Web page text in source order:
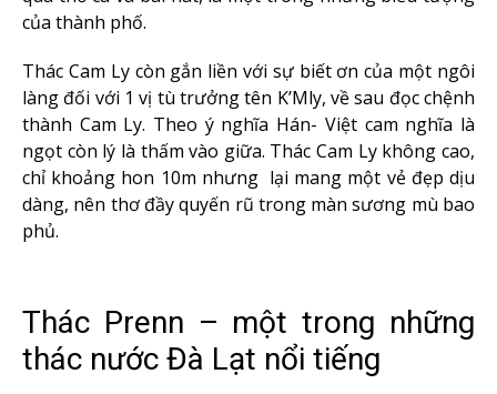
của thành phố.
Thác Cam Ly còn gắn liền với sự biết ơn của một ngôi
làng đối với 1 vị tù trưởng tên K’Mly, về sau đọc chệnh
thành Cam Ly. Theo ý nghĩa Hán- Việt cam nghĩa là
ngọt còn lý là thấm vào giữa. Thác Cam Ly không cao,
chỉ khoảng hon 10m nhưng lại mang một vẻ đẹp dịu
dàng, nên thơ đầy quyến rũ trong màn sương mù bao
phủ.
Thác Prenn – một trong những
thác nước Đà Lạt nổi tiếng